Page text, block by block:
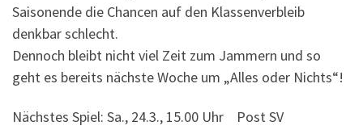
Saisonende die Chancen auf den Klassenverbleib
denkbar schlecht.
Dennoch bleibt nicht viel Zeit zum Jammern und so
geht es bereits nächste Woche um „Alles oder Nichts“!
Nächstes Spiel: Sa., 24.3., 15.00 Uhr Post SV